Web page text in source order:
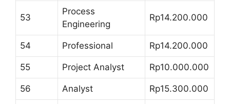
53
Process
Engineering
Rp14.200.000
54 Professional Rp14.200.000
55 Project Analyst Rp10.000.000
56 Analyst Rp15.300.000